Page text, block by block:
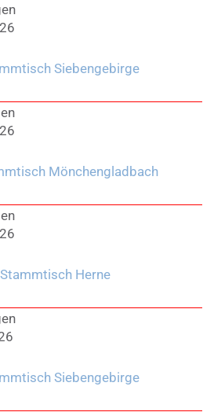
Siebengebirge
Mönchengladbach
Herne
Siebengebirge